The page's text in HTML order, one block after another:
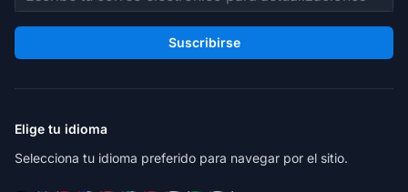
Suscribirse
Elige tu idioma
Selecciona tu idioma preferido para navegar por el sitio.